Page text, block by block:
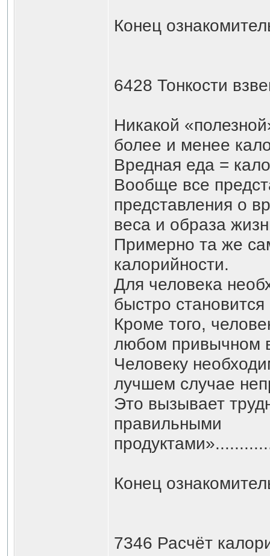
Конец
6428 Тонкости
Никакой
более и менее
Вредная еда =
Вообще все
представления о
веса и образа
Примерно та же
калорийности.
Для человека
быстро
Кроме того,
любом привычном
Человеку
лучшем случае
Это вызывает
правильными
Конец
7346 Расчёт